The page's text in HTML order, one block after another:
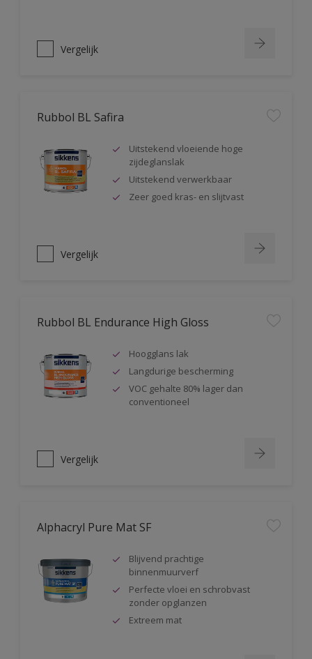
Vergelijk
Rubbol BL Safira
Uitstekend vloeiende hoge
zijdeglanslak
Uitstekend verwerkbaar
Zeer goed kras- en slijtvast
Vergelijk
Rubbol BL Endurance High Gloss
Hoogglans lak
Langdurige bescherming
VOC gehalte 80% lager dan
conventioneel
Vergelijk
Alphacryl Pure Mat SF
Blijvend prachtige
binnenmuurverf
Perfecte vloei en schrobvast
zonder opglanzen
Extreem mat